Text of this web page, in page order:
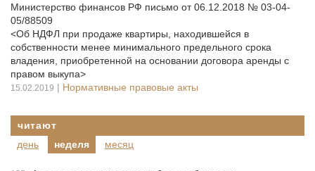
Министерство финансов РФ письмо от 06.12.2018 № 03-04-
05/88509
<Об НДФЛ при продаже квартиры, находившейся в
собственности менее минимального предельного срока
владения, приобретенной на основании договора аренды с
правом выкупа>
15.02.2019 | Нормативные правовые акты
читают
день
неделя месяц